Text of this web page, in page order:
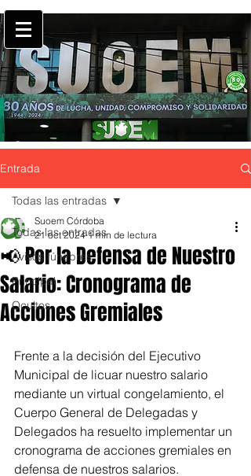
Entrada
Todas las entradas
Avisos fúnebres
Principal
Ocultos
Todas las entradas
📢 Por la Defensa de Nuestro
Salario: Cronograma de
Acciones Gremiales
Suoem Córdoba
21 oct 2024 1 min de lectura
Frente a la decisión del Ejecutivo
Municipal de licuar nuestro salario
mediante un virtual congelamiento, el
Cuerpo General de Delegadas y
Delegados ha resuelto implementar un
cronograma de acciones gremiales en
defensa de nuestros salarios.